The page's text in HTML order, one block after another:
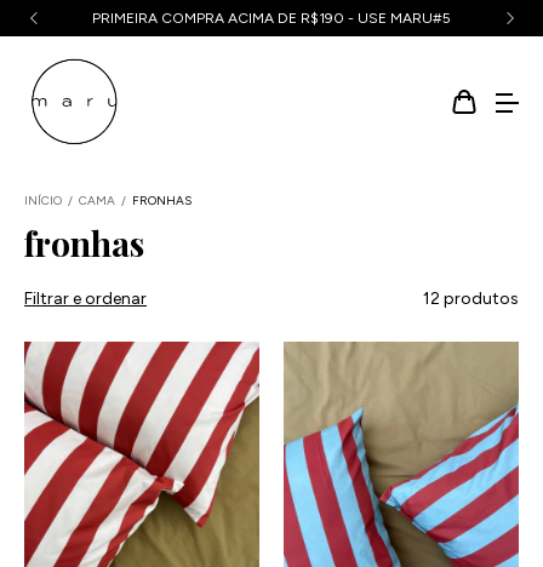
PRIMEIRA COMPRA ACIMA DE R$300 - USE MARU#10
INÍCIO / CAMA / FRONHAS
fronhas
Filtrar e ordenar 12 produtos